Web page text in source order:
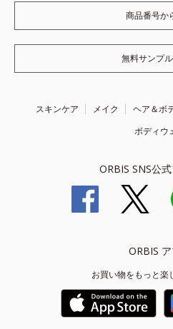
商品番号か
無料サンプ
スキンケア メイク ヘア＆ボ
ボディウ
ORBIS SNS公
ORBIS ア
お買い物をもっと楽